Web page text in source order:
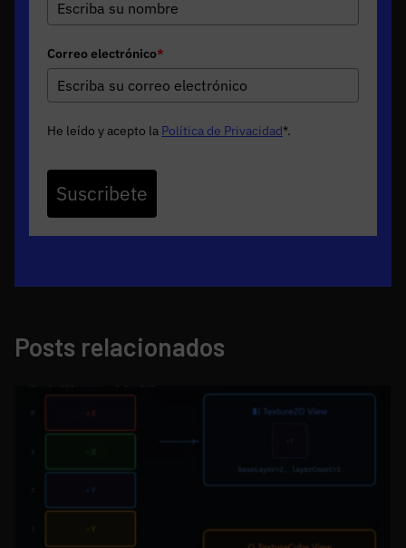
Correo electrónico*
He leído y acepto la Política de Privacidad*.
Suscribete
Posts relacionados